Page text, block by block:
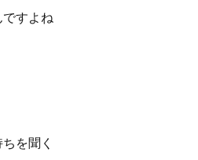
すよね
を聞く